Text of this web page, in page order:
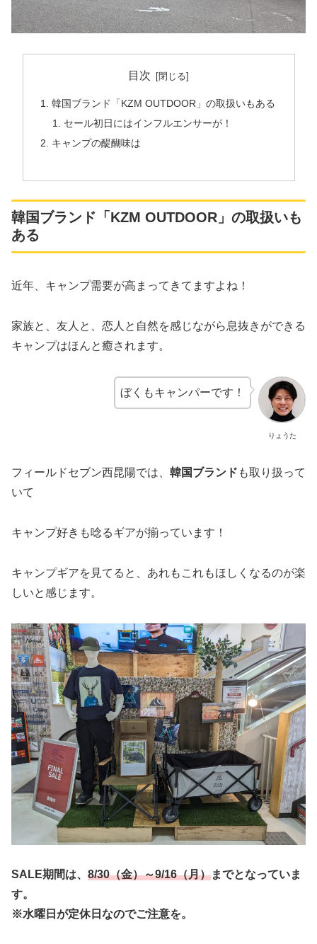
目次
韓国ブランド「KZM OUTDOOR」の取扱いもある
セール初日にはインフルエンサーが！
キャンプの醍醐味は
韓国ブランド「KZM OUTDOOR」の取扱いも
ある
近年、キャンプ需要が高まってきてますよね！
家族と、友人と、恋人と自然を感じながら息抜きができる
キャンプはほんと癒されます。
りょうた
ぼくもキャンパーです！
フィールドセブン西昆陽では、 韓国ブランド も取り扱って
いて
キャンプ好きも唸るギアが揃っています！
キャンプギアを見てると、あれもこれもほしくなるのが楽
しいと感じます。
SALE期間は、 8/30（金）～9/16（月）までとなっていま
す。
※水曜日が定休日なのでご注意を。